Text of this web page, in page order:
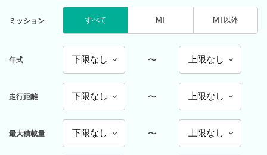
ミッション すべて MT MT以外
年式 〜
走行距離 〜
最大積載量 〜